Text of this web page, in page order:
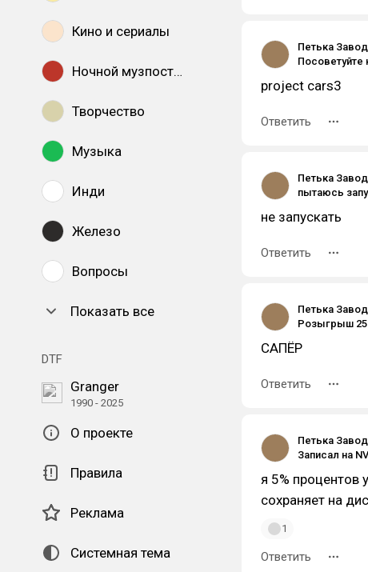
Кино и сериалы
Ночной музпостинг
Творчество
Музыка
Инди
Железо
Вопросы
Показать все
DTF
Granger
1990 - 2025
О проекте
Правила
Реклама
Системная тема
Петька
Посоветуйте
project cars3
Ответить
Петька
не запускать
Ответить
Петька
САПЁР
Ответить
Петька
я 5% процентов
сохраняет на
1
Ответить